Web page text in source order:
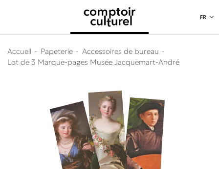
FR
Accueil Papeterie
Accessoires de bureau
Lot de 3 Marque-pages Musée Jacquemart-André